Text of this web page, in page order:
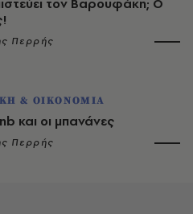
τον Βαρουφάκη; Ο
Περρής
& ΟΙΚΟΝΟΜΙΑ
και οι μπανάνες
Περρής